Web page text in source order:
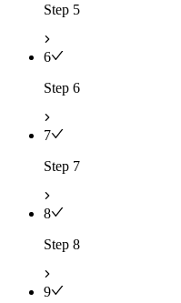
Step 5
6
Step 6
7
Step 7
8
Step 8
9